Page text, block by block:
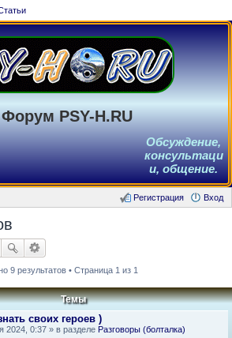
Форум PSY-H.RU
Обсуждение,
консультаци
и, общение.
Вход
Регистрация
9 результатов • Страница 1 из 1
Темы
своих героев )
2024, 0:37 » в разделе Разговоры (болталка)